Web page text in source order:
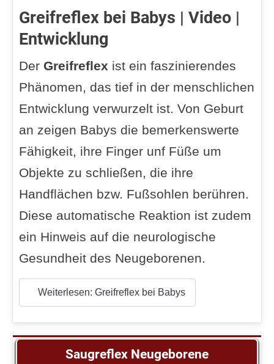
Greifreflex bei Babys | Video |
Entwicklung
Der Greifreflex ist ein faszinierendes
Phänomen, das tief in der menschlichen
Entwicklung verwurzelt ist. Von Geburt
an zeigen Babys die bemerkenswerte
Fähigkeit, ihre Finger unf Füße um
Objekte zu schließen, die ihre
Handflächen bzw. Fußsohlen berühren.
Diese automatische Reaktion ist zudem
ein Hinweis auf die neurologische
Gesundheit des Neugeborenen.
Weiterlesen: Greifreflex bei Babys
Saugreflex Neugeborene